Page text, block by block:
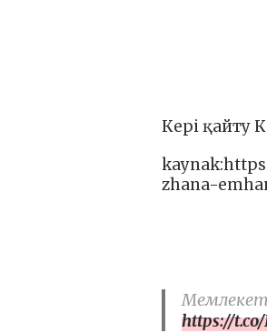
Кері қайту
zhana-
Мемлекет
https://